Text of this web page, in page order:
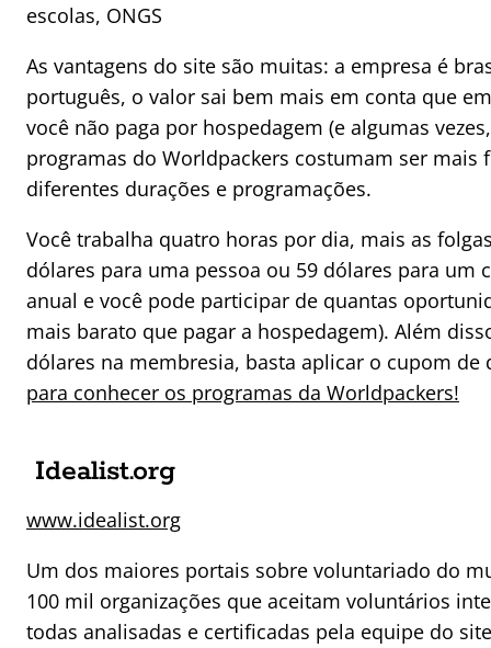
escolas, ONGS
As vantagens do site são muitas: a empresa é
português, o valor sai bem mais em conta que
você não paga por hospedagem (e algumas
programas do Worldpackers costumam ser mais
diferentes durações e programações.
Você trabalha quatro horas por dia, mais as
dólares para uma pessoa ou 59 dólares para um
anual e você pode participar de quantas
mais barato que pagar a hospedagem). Além
dólares na membresia, basta aplicar o cupom de
para conhecer os programas da Worldpackers!
Idealist.org
www.idealist.org
Um dos maiores portais sobre voluntariado do
100 mil organizações que aceitam voluntários
todas analisadas e certificadas pela equipe do